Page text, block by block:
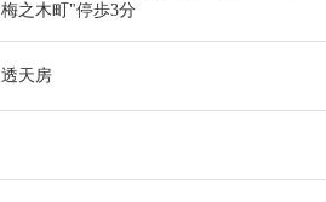
梅之木町"停歩3分
透天房